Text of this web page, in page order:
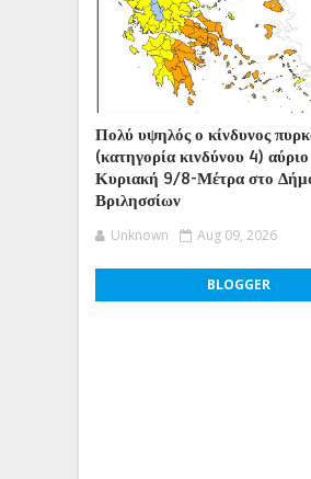
Πολύ υψηλός ο κίνδυνος
(κατηγορία κινδύνου 4) αύριο
Κυριακή 9/8-Μέτρα στο
Βριλησσίων
Unknown Aug 09, 2026
BLOGGER